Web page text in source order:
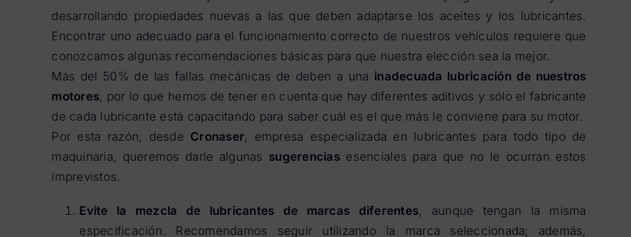
desarrollando propiedades nuevas a las que deben adaptarse los aceites y los lubricantes.
Encontrar uno adecuado para el funcionamiento correcto de nuestros vehículos requiere que
conozcamos algunas recomendaciones básicas para que nuestra elección sea la mejor.
Más del 50% de las fallas mecánicas de deben a una inadecuada lubricación de nuestros
motores, por lo que hemos de tener en cuenta que hay diferentes aditivos y sólo el fabricante
de cada lubricante está capacitando para saber cuál es el que más le conviene para su motor.
Por esta razón, desde Cronaser, empresa especializada en lubricantes para todo tipo de
maquinaria, queremos darle algunas sugerencias esenciales para que no le ocurran estos
imprevistos.
Evite la mezcla de lubricantes de marcas diferentes, aunque tengan la misma
especificación. Recomendamos seguir utilizando la marca seleccionada; además,